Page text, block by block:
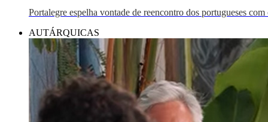
Portalegre espelha vontade de reencontro dos portugueses com
AUTÁRQUICAS